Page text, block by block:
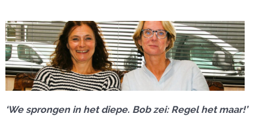
‘We sprongen in het diepe. Bob zei: Regel het maar!’